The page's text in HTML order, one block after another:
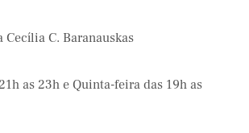
Cecília C. Baranauskas
as 23h e Quinta-feira das 19h as